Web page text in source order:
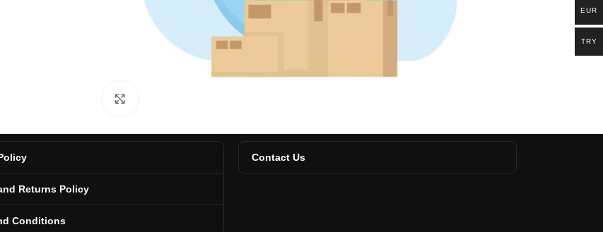
Returns Policy
Conditions
Contact Us
EUR
TRY